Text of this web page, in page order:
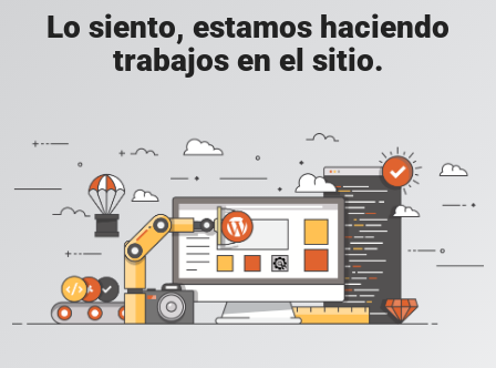
Lo siento, estamos haciendo
trabajos en el sitio.